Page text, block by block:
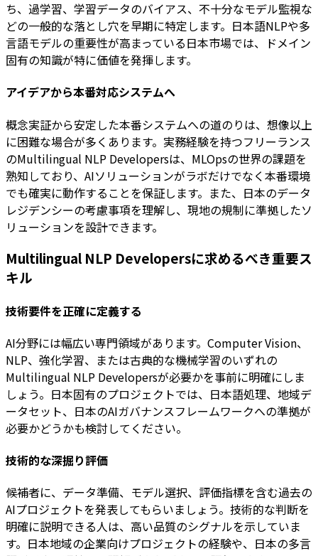
ち、過学習、学習データのバイアス、不十分なモデル監視な
どの一般的な落とし穴を早期に特定します。日本語NLPや多
言語モデルの重要性が高まっている日本市場では、ドメイン
固有の知識が特に価値を発揮します。
アイデアから本番対応システムへ
概念実証から安定した本番システムへの道のりは、想像以上
に困難な場合が多くあります。実務経験を持つフリーランス
のMultilingual NLP Developersは、MLOpsの世界の課題を
熟知しており、AIソリューションがラボだけでなく本番環境
でも確実に動作することを保証します。また、日本のデータ
レジデンシーの考慮事項を理解し、現地の規制に準拠したソ
リューションを設計できます。
Multilingual NLP Developersに求めるべき重要ス
キル
技術要件を正確に定義する
AI分野には幅広い専門領域があります。Computer Vision、
NLP、強化学習、または古典的な機械学習のいずれの
Multilingual NLP Developersが必要かを事前に明確にしま
しょう。日本固有のプロジェクトでは、日本語処理、地域デ
ータセット、日本のAIガバナンスフレームワークへの準拠が
必要かどうかも検討してください。
技術的な深掘り評価
候補者に、データ準備、モデル選択、評価指標を含む過去の
AIプロジェクトを発表してもらいましょう。技術的な判断を
明確に説明できる人は、高い品質のシグナルを示していま
す。日本地域の企業向けプロジェクトの経験や、日本の多言